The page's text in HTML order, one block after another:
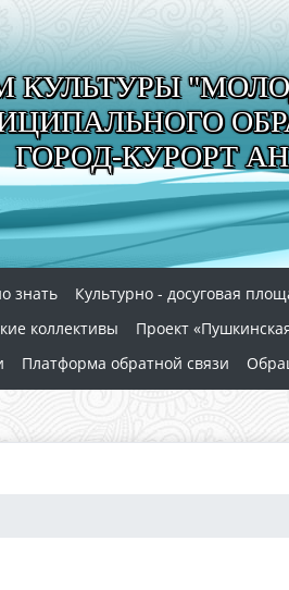
КУЛЬТУРЫ
ГОРОД-КУРОРТ
знать Культурно - досуговая
коллективы Проект
Платформа обратной связи